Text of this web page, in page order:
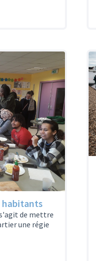
habitants
de mettre
une régie